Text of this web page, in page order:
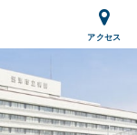
アクセス